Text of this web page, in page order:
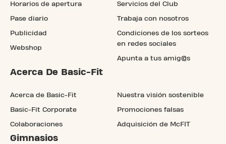
Horarios de apertura
Pase diario
Publicidad
Webshop
Servicios del Club
Trabaja con nosotros
Condiciones de los sorteos
en redes sociales
Apunta a tus amig@s
Acerca De Basic-Fit
Acerca de Basic-Fit
Basic-Fit Corporate
Colaboraciones
Nuestra visión sostenible
Promociones falsas
Adquisición de McFIT
Gimnasios